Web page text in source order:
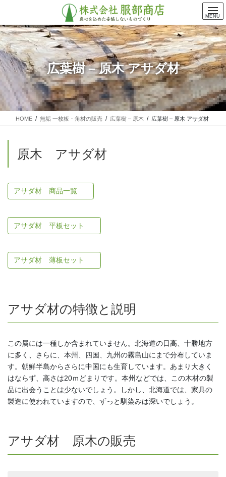
テ
ン
ツ
に
移
ゲ
ー
シ
ョ
ン
広葉樹 – 原木 アサダ材
HOME 無垢 一枚板・角材の販売 広葉樹 – 原木 広葉樹 – 原木 アサダ材
原木 アサダ材
アサダ材 商品一覧
アサダ材 平板セット
アサダ材 薄板セット
アサダ材の特徴と説明
この属には一種しか含まれていません。北海道の日高、十勝地方
に多く、さらに、本州、四国、九州の霧島山にまで分布していま
す。朝鮮半島からさらに中国にも生育しています。あまり大きく
はならず、高さは20ｍどまりです。本州などでは、この木材の製
品に出会うことは少ないでしょう。しかし、北海道では、家具の
製造に使われていますので、ずっと馴染みは深いでしょう。
アサダ材 原木の販売
MENU